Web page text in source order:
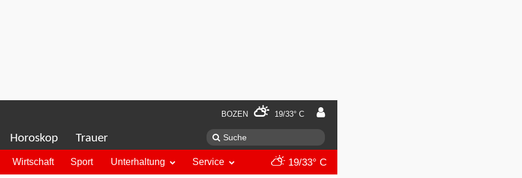
BOZEN 19/33° C
Horoskop Trauer
Wirtschaft Sport Unterhaltung Service 19/33° C